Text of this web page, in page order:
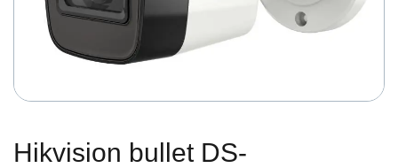
Hikvision bullet DS-